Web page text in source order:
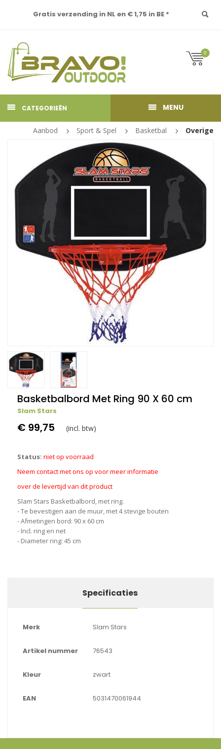
Gratis verzending in NL en € 1,75 in BE *
0
CATEGORIEËN MENU
Aanbod Sport & Spel Basketbal Overige
Basketbalbord Met Ring 90 X 60 cm
Slam Stars
€ 99,75 (incl. btw)
Status: niet op voorraad
Neem contact met ons op voor meer informatie
over de levertijd van dit product
Slam Stars Basketbalbord, met ring.
- Te bevestigen aan de muur, met 4 stevige bouten
- Afmetingen bord: 90 x 60 cm
- Incl. ring en net
- Diameter ring: 45 cm
Specificaties
Merk Slam Stars
Artikel nummer 76543
Kleur zwart
EAN 5031470061944